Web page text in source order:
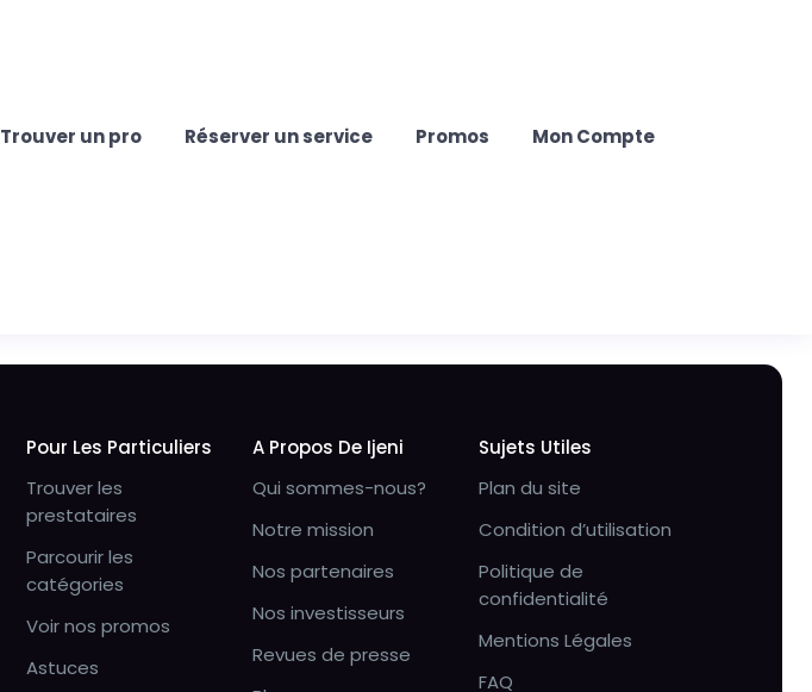
Trouver un pro Réserver un service Promos Mon Compte
Pour Les Particuliers
Trouver les
prestataires
Parcourir les
catégories
Voir nos promos
Astuces
A Propos De Ijeni
Qui sommes-nous?
Notre mission
Nos partenaires
Nos investisseurs
Revues de presse
Sujets Utiles
Plan du site
Condition d’utilisation
Politique de
confidentialité
Mentions Légales
FAQ